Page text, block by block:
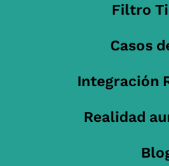
Filtro
Casos
Integración
Realidad